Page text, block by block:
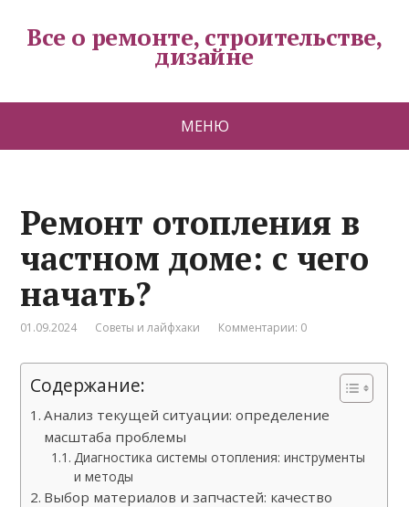
Все о ремонте, строительстве,
дизайне
МЕНЮ
Ремонт отопления в
частном доме: с чего
начать?
01.09.2024 Советы и лайфхаки Комментарии: 0
Содержание:
Анализ текущей ситуации: определение
масштаба проблемы
Диагностика системы отопления: инструменты
и методы
Выбор материалов и запчастей: качество